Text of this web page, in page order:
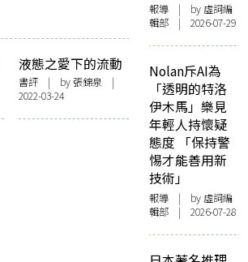
液態之愛下的流動
與追尋——讀黃怡
《擠迫之城的戀愛
方法》
書評| by張錦泉 |
2022-03-24
報導 | by 虛詞編
輯部 | 2026-07-29
Nolan斥AI為
「透明的特洛
伊木馬」樂見
年輕人持懷疑
態度 「保持警
惕才能善用新
技術」
報導 | by 虛詞編
輯部 | 2026-07-28